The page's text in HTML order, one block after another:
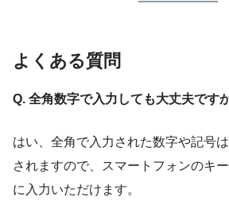
よくある質問
Q. 全角数字で入力しても大丈夫です
はい、全角で入力された数字や記号
されますので、スマートフォンのキ
に入力いただけます。